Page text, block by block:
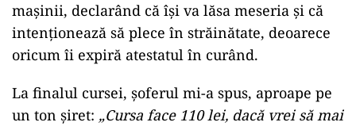
mașinii, declarând că își va lăsa meseria și că
intenționează să plece în străinătate, deoarece
oricum îi expiră atestatul în curând.
La finalul cursei, șoferul mi-a spus, aproape pe
un ton șiret: „Cursa face 110 lei, dacă vrei să mai